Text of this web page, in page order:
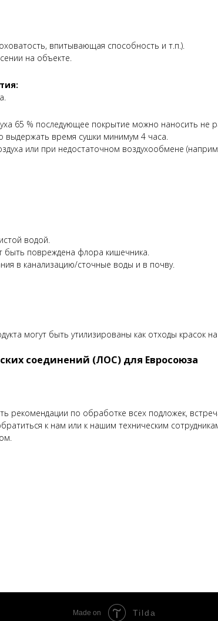
впитывающая способность и т.п.).
на объекте.
65 % последующее покрытие можно наносить
выдержать время сушки минимум 4 часа.
или при недостаточном воздухообмене
водой.
быть повреждена флора кишечника.
в канализацию/сточные воды и в почву.
могут быть утилизированы как отходы красок
соединений (ЛОС) для Евросоюза
по обработке всех подложек,
к нам или к нашим техническим
Made on Tilda